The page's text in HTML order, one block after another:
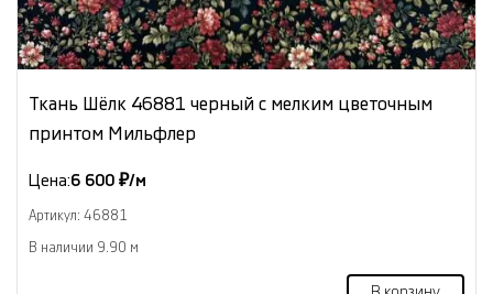
Ткань Шёлк 46881 черный с мелким цветочным
принтом Мильфлер
Цена:6 600 ₽/м
Артикул: 46881
В наличии 9.90 м